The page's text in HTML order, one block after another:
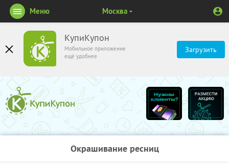
КупиКупон
Мобильное приложение
ещё удобнее
Загрузить
Меню Москва
Окрашивание ресниц